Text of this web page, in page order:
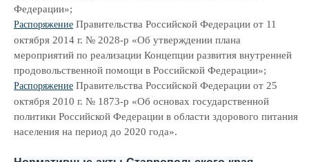
Федерации»;
Распоряжение Правительства Российской Федерации от 11
октября 2014 г. № 2028-р «Об утверждении плана
мероприятий по реализации Концепции развития внутренней
продовольственной помощи в Российской Федерации»;
Распоряжение Правительства Российской Федерации от 25
октября 2010 г. № 1873-р «Об основах государственной
политики Российской Федерации в области здорового питания
населения на период до 2020 года».